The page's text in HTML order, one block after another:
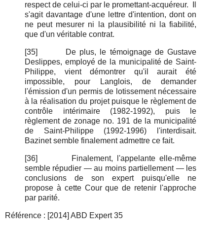
respect de celui-ci par le promettant-acquéreur. Il
s'agit davantage d'une lettre d'intention, dont on
ne peut mesurer ni la plausibilité ni la fiabilité,
que d'un véritable contrat.
[35]
De plus, le témoignage de Gustave
Deslippes, employé de la municipalité de Saint-
Philippe, vient démontrer qu'il aurait été
impossible, pour Langlois, de demander
l'émission d'un permis de lotissement nécessaire
à la réalisation du projet puisque le règlement de
contrôle intérimaire (1982-1992), puis le
règlement de zonage no. 191 de la municipalité
de Saint-Philippe (1992-1996) l'interdisait.
Bazinet semble finalement admettre ce fait.
[36]
Finalement, l'appelante elle-même
semble répudier — au moins partiellement — les
conclusions de son expert puisqu'elle ne
propose à cette Cour que de retenir l'approche
par parité.
Référence : [2014] ABD Expert 35